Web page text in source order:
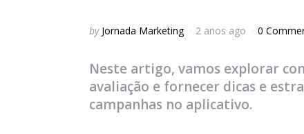
Posted
by Jornada Marketing 2 anos ago 0
Neste artigo, vamos explorar
avaliação e fornecer dicas e
campanhas no aplicativo.